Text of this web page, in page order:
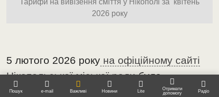
2026 року
5 лютого 2026 року на офіційному сайті
Нікопольської міської радибуло
оприлюднено нову редакцію
Пошук e-mail Важливі Новини Lite
Отримати
допомогу
Радіо